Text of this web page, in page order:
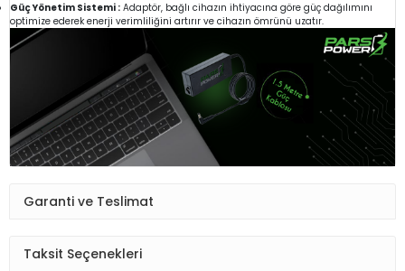
Güç Yönetim Sistemi : Adaptör, bağlı cihazın ihtiyacına göre güç dağılımını
optimize ederek enerji verimliliğini artırır ve cihazın ömrünü uzatır.
Garanti ve Teslimat
Taksit Seçenekleri